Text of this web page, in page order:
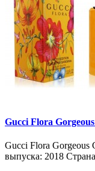
Gucci Flora
Gucci Flora Gorgeous
выпуска: 2018